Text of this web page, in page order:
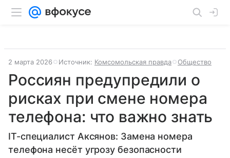
2 марта 2026 Источник: Комсомольская правда Общество
Россиян предупредили о
рисках при смене номера
телефона: что важно знать
IT-специалист Аксянов: Замена номера
телефона несёт угрозу безопасности